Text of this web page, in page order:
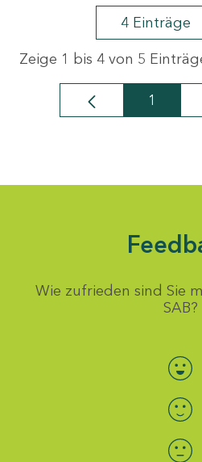
4 Einträge
Zeige 1 bis 4 von 5
Seite
1
Wie zufrieden sind Sie
SAB?